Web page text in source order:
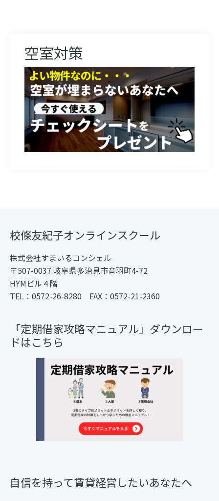
空室対策
Footer
校條友紀子オンラインスクール
株式会社すまいるコンシェル
〒507-0037 岐阜県多治見市音羽町4-72
HYMビル４階
TEL：0572-26-8280 FAX：0572-21-2360
「定期借家攻略マニュアル」ダウンロー
ドはこちら
自信を持って賃貸経営したいあなたへ